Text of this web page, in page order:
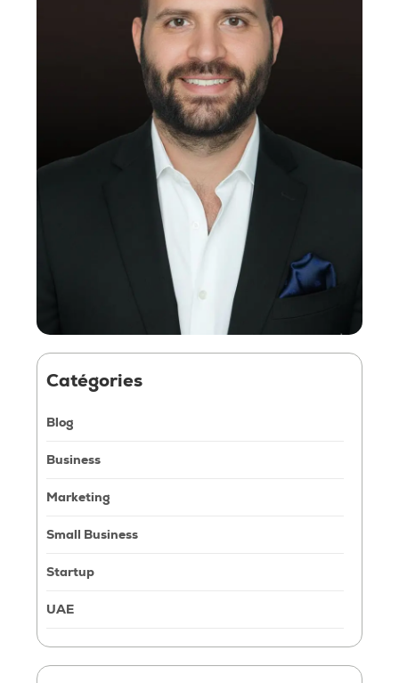
Catégories
Blog
Business
Marketing
Small Business
Startup
UAE